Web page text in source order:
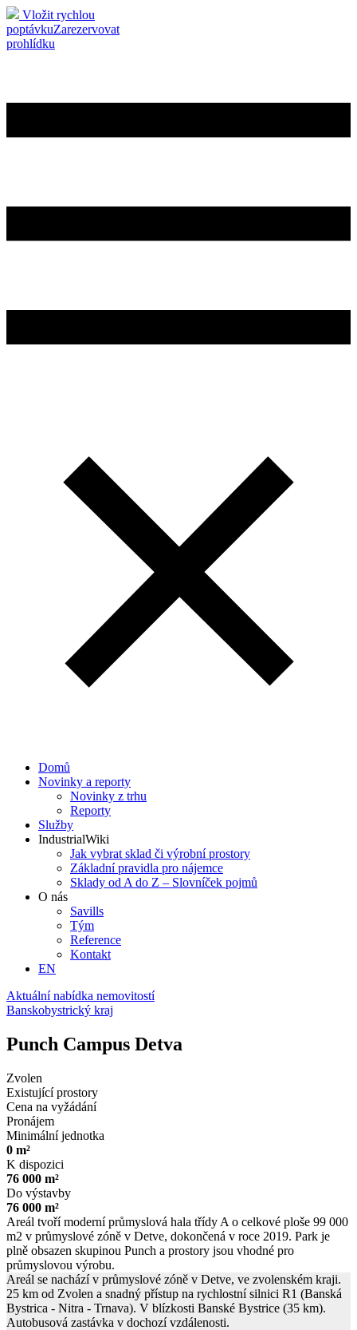
Vložit rychlou
poptávkuZarezervovat
prohlídku
Domů
Novinky a reporty
Novinky z trhu
Reporty
Služby
IndustrialWiki
Jak vybrat sklad či výrobní prostory
Základní pravidla pro nájemce
Sklady od A do Z – Slovníček pojmů
O nás
Savills
Tým
Reference
Kontakt​
EN
Aktuální nabídka nemovitostí
Banskobystrický kraj
Punch Campus Detva
Zvolen
Existující prostory
Cena na vyžádání
Pronájem
Minimální jednotka
0 m²
K dispozici
76 000 m²
Do výstavby
76 000 m²
Areál tvoří moderní průmyslová hala třídy A o celkové ploše 99 000
m2 v průmyslové zóně v Detve, dokončená v roce 2019. Park je
plně obsazen skupinou Punch a prostory jsou vhodné pro
průmyslovou výrobu.
Areál se nachází v průmyslové zóně v Detve, ve zvolenském kraji.
25 km od Zvolen a snadný přístup na rychlostní silnici R1 (Banská
Bystrica - Nitra - Trnava). V blízkosti Banské Bystrice (35 km).
Autobusová zastávka v dochozí vzdálenosti.